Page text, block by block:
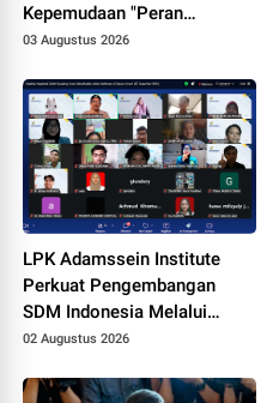
Kepemudaan "Peran
Strategis Pemuda dalam
Post-Truth"
03 Augustus 2026
LPK Adamssein Institute
Perkuat Pengembangan
SDM Indonesia Melalui
Pelatihan Psikoterapi Islam
Berbasis Kompetensi
02 Augustus 2026